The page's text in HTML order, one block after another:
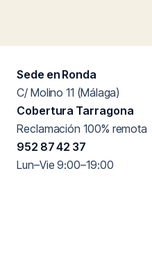
Sede en Ronda
C/ Molino 11 (Málaga)
Cobertura Tarragona
Reclamación 100% remota
952 87 42 37
Lun–Vie 9:00–19:00